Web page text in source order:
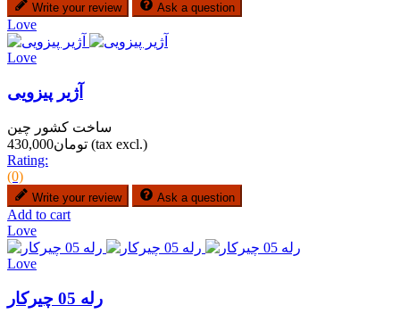
Write your review Ask a question
Love
Love
آژیر پیزویی
ساخت کشور چین
تومان430,000 (tax excl.)
Rating:
(0)
Write your review Ask a question
Add to cart
Love
Love
رله 05 چیرکار